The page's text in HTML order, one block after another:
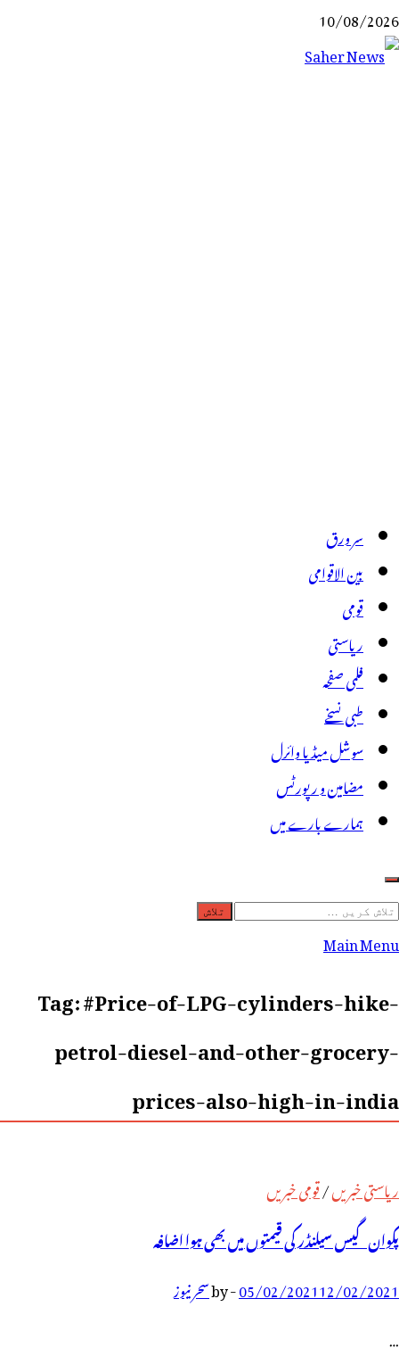
Skip
to
10/08/2026
سر ورق
بین الاقوامی
قومی
ریاستی
فلمی صفحہ
طبی نسخے
سوشل میڈیا وائرل
مضامین و رپورٹس
ہمارے بارے میں
تلاش
کریں
Main Menu
Tag:#Price-of-LPG-cylinders-hike-
petrol-diesel-and-other-grocery-
prices-also-high-in-india
ریاستی خبریں/قومی خبریں
پکوان گیس سیلنڈر کی قیمتوں میں بھی ہوا اضافہ
05/02/202112/02/2021
-
byسحر نیوز
…